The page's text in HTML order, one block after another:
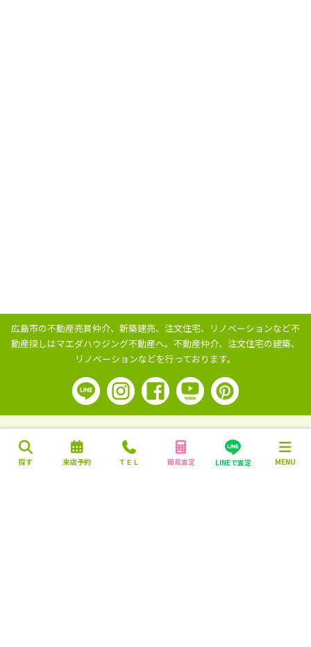
探す 来店予約 ＴＥＬ 簡易査定 LINEで査定 MENU
広島市の不動産売買仲介、新築建売、注文住宅、リノベーションなど不
動産探しはマエダハウジング不動産へ。 不動産仲介、注文住宅の建築、
リノベーションなどを行っております。